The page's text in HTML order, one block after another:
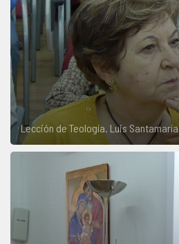
Lección de Teología. Luis Santamaría